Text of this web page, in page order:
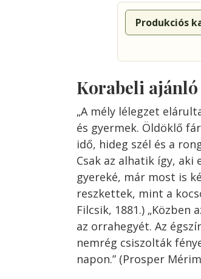
Produkciós
Korabeli ajánló
„A mély lélegzet
és gyermek. Öldöklő
idő, hideg szél és a
Csak az alhatik így, aki
gyereké, már most is
reszkettek, mint a
Filcsik, 1881.)
az orrahegyét. Az
nemrég csiszolták
napon.” (Prosper